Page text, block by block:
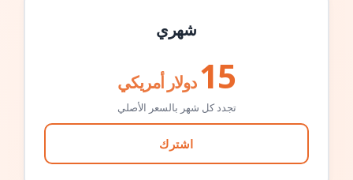
شهري
15 دولار أمريكي
تجدد كل شهر بالسعر الأصلي
اشترك